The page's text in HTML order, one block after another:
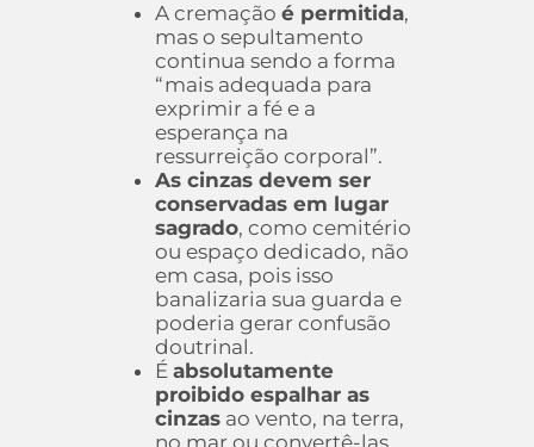
A cremaçãoé permitida,
mas o sepultamento
continua sendo a forma
“mais adequada para
exprimir a fé e a
esperança na
ressurreição corporal”.
As cinzas devem ser
conservadas em lugar
sagrado, como cemitério
ou espaço dedicado, não
em casa, pois isso
banalizaria sua guarda e
poderia gerar confusão
doutrinal.
Éabsolutamente
proibido espalhar as
cinzas ao vento, na terra,